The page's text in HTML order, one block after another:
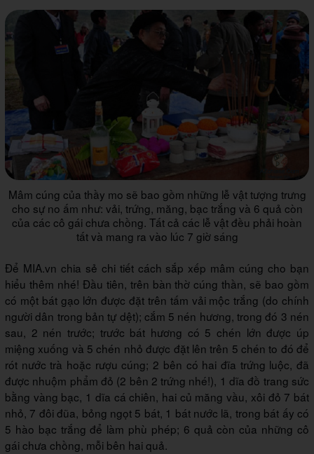
Mâm cúng của thầy mo sẽ bao gồm những lễ vật tượng trưng
cho sự no ấm như: vải, trứng, măng, bạc trắng và 6 quả còn
của các cô gái chưa chồng. Tất cả các lễ vật đều phải hoàn
tất và mang ra vào lúc 7 giờ sáng
Để MIA.vn chia sẻ chi tiết cách sắp xếp mâm cúng cho bạn
hiểu thêm nhé! Đầu tiên, trên bàn thờ cúng thần, sẽ bao gồm
có một bát gạo lớn được đặt trên tấm vải mộc trắng (do chính
người dân trong bản tự dệt); cắm 5 nén hương, trong đó 3 nén
sau, 2 nén trước; trước bát hương có 5 chén lớn được úp
miệng xuống và 5 chén nhỏ được đặt lên trên 5 chén to đó để
rót nước trà hoặc rượu cúng; 2 bên có hai đĩa trứng luộc, đã
được nhuộm phẩm đỏ (2 bên 2 trứng nhé!), 1 dĩa đồ trang sức
bằng vàng bạc, 1 dĩa cá chiên, hai củ măng vầu, xôi đỏ 7 bát
nhỏ, 7 đôi đũa, bỏng ngọt 5 bát, 1 bát nước lã, trong bát ấy có
5 hào bạc trắng để làm phù phép; 6 quả còn của những cô
gái chưa chồng, mỗi bên hai quả.